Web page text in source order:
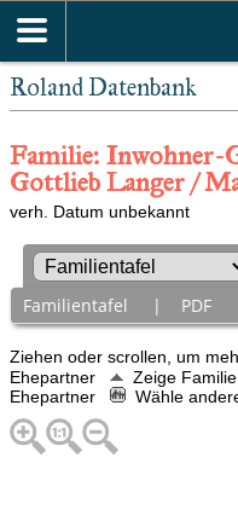
Roland Datenbank
Familie: Inwohner-
Gottlieb Langer /
verh. Datum unbekannt
Familientafel | PDF
Ziehen oder scrollen, um
Ehepartner
Zeige
Ehepartner
Wähle